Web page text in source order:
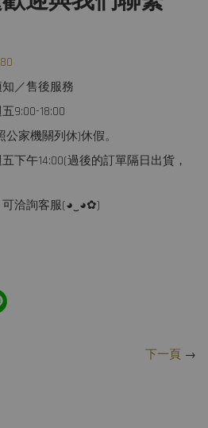
／售後服務
9:00-18:00
家機關列休)休假。
下午14:00(過後的訂單隔日出貨，
洽詢客服(◕‿◕✿)
下一頁 →